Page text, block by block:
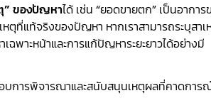
” ของปัญหาได้ เช่น “ยอดขายตก” เป็นอาการ
ที่แท้จริงของปัญหา หากเราสามารถระบุสาเ
พาะหน้าและการแก้ปัญหาระยะยาวได้อย่างมี
การพิจารณาและสนับสนุนเหตุผลที่คาดการณ์